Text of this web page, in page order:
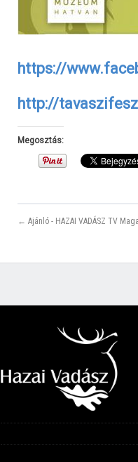
https://
http://
Megosztás:
← Ajánló - HAZAI VADÁSZ TV